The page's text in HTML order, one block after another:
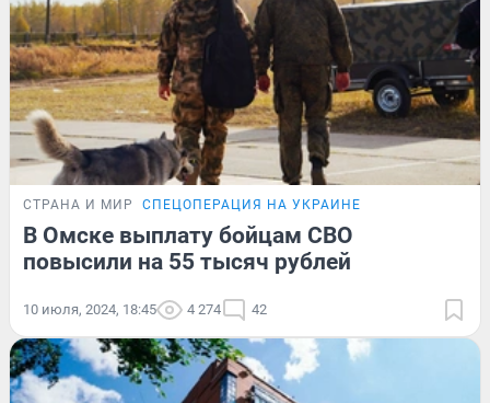
СТРАНА И МИР СПЕЦОПЕРАЦИЯ НА УКРАИНЕ
В Омске выплату бойцам СВО
повысили на 55 тысяч рублей
10 июля, 2024, 18:45 4 274 42